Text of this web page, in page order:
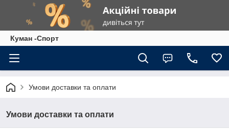
Куман -Спорт
Умови доставки та оплати
Умови доставки та оплати